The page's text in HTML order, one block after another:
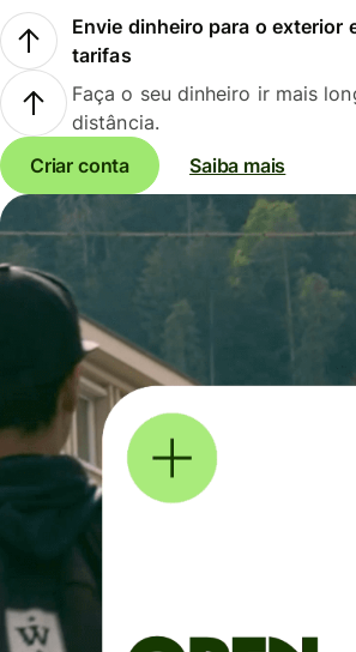
Envie dinheiro para o exterior
tarifas
Faça o seu dinheiro ir mais
distância.
Criar conta
Saiba mais